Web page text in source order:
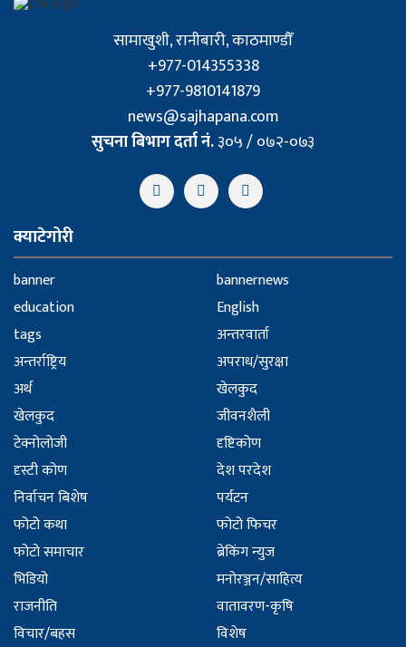
सामाखुशी, रानीबारी, काठमाण्डौँ
+977-014355338
+977-9810141879
news@sajhapana.com
सुचना बिभाग दर्ता नं.३०५ / ०७२-०७३
क्याटेगोरी
banner
bannernews
education
English
tags
अन्तरवार्ता
अन्तर्राष्ट्रिय
अपराध/सुरक्षा
अर्थ
खेलकुद
खेलकुद
जीवनशैली
टेक्नोलोजी
दृष्टिकोण
दृस्टी कोण
देश परदेश
निर्वाचन बिशेष
पर्यटन
फोटो कथा
फोटो फिचर
फोटो समाचार
ब्रेकिंग न्युज
भिडियो
मनोरञ्जन/साहित्य
राजनीति
वातावरण-कृषि
विचार/बहस
विशेष